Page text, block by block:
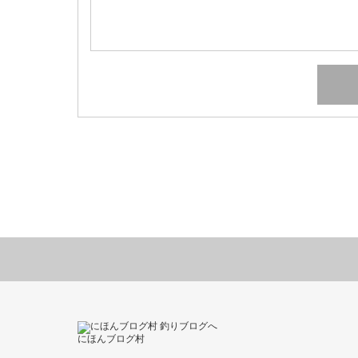
にほんブログ村